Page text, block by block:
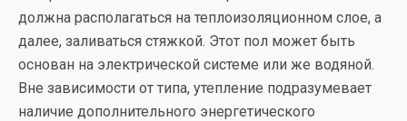
должна располагаться на теплоизоляционном слое, а
далее, заливаться стяжкой. Этот пол может быть
основан на электрической системе или же водяной.
Вне зависимости от типа, утепление подразумевает
наличие дополнительного энергетического